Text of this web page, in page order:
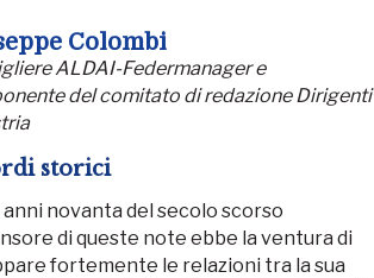
Colombi
ALDAI-Federmanager e
del comitato di redazione Dirigenti
storici
novanta del secolo scorso
di queste note ebbe la ventura di
fortemente le relazioni tra la sua